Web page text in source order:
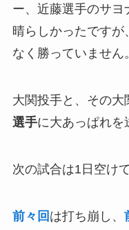
ー、近藤選手のサ
晴らしかったです
なく勝っていません。
大関投手と、その大
選手に大あっぱれを
次の試合は1日空け
前々回 は打ち崩し、